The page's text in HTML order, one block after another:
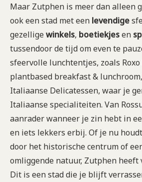
Maar Zutphen is meer dan alleen
ook een stad met een levendige
gezelligewinkels, boetiekjesen
tussendoor de tijd om even te
sfeervolle lunchtentjes, zoals Roxo
plantbased breakfast &
Italiaanse Delicatessen, waar je
Italiaanse specialiteiten. Van
aanrader wanneer je zin hebt in
en iets lekkers erbij. Of je nu
door het historische centrum of
omliggende natuur, Zutphen heeft
Dit is een stad die je blijft